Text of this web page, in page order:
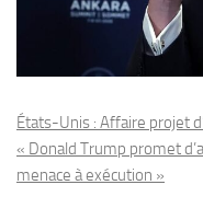
États-Unis : Affaire projet
« Donald Trump promet
menace à exécution »